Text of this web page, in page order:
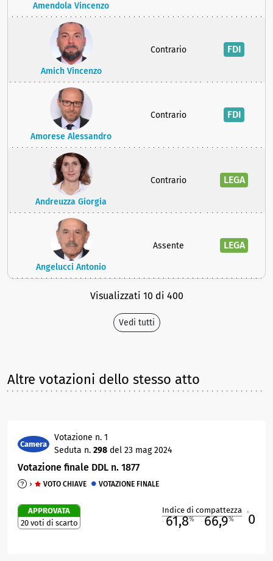
Amendola Vincenzo
Amich Vincenzo
Contrario FDI
Amorese Alessandro
Contrario FDI
Andreuzza Giorgia
Contrario LEGA
Angelucci Antonio
Assente LEGA
Visualizzati 10 di 400
Vedi tutti
Altre votazioni dello stesso atto
Camera
Votazione n. 1
Seduta n. 298 del 23 mag 2024
Votazione finale DDL n. 1877
VOTO CHIAVE VOTAZIONE FINALE
APPROVATA
20 voti di scarto
Indice di compattezza
61,8% 66,9% 0